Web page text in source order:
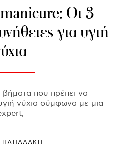
Οι 3
για υγιή
βήματα που πρέπει να
νύχια σύμφωνα με μια
ΠΑΠΑΔΆΚΗ